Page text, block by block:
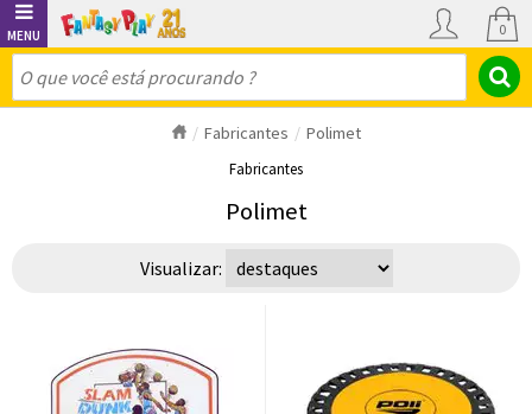
0
Fabricantes Polimet
Fabricantes
Polimet
Visualizar: